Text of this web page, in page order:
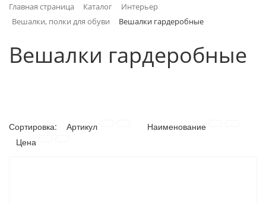
ИНТЕРЬЕР
ЛАКОКРАСОЧНЫЕ МАТЕРИАЛЫ
Главная страница Каталог
Интерьер
Вешалки, полки для обуви
Вешалки гардеробные
Вешалки гардеробные
Сортировка: Артикул
Наименование
Цена